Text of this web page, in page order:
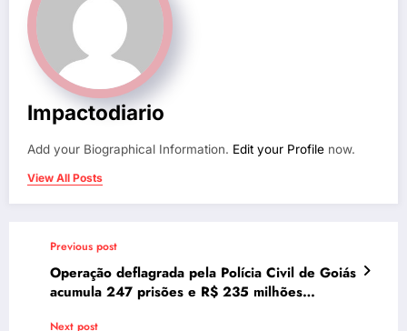
Impactodiario
Add your Biographical Information. Edit your Profile now.
View All Posts
Previous post
Operação deflagrada pela Polícia Civil de Goiás
acumula 247 prisões e R$ 235 milhões
Next post